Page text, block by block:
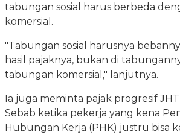
tabungan sosial harus berbeda
komersial.
"Tabungan sosial harusnya
hasil pajaknya, bukan di
tabungan komersial," lanjutnya.
Ia juga meminta pajak progresif
Sebab ketika pekerja yang kena
Hubungan Kerja (PHK) justru bisa